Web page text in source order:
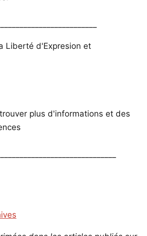
Liberté d'Expresion et
plus d'informations et des